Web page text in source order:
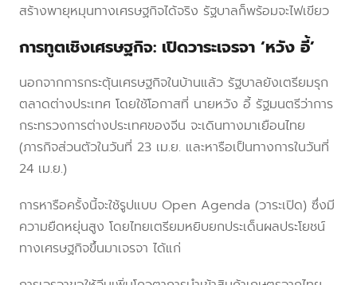
สร้างพายุหมุนทางเศรษฐกิจได้จริง รัฐบาลก็พร้อมจะไฟเขียว
การทูตเชิงเศรษฐกิจ: เปิดวาระเจรจา ‘หวัง อี้’
นอกจากการกระตุ้นเศรษฐกิจในบ้านแล้ว รัฐบาลยังเตรียมรุก
ตลาดต่างประเทศ โดยใช้โอกาสที่ นายหวัง อี้ รัฐมนตรีว่าการ
กระทรวงการต่างประเทศของจีน จะเดินทางมาเยือนไทย
(ภารกิจส่วนตัวในวันที่ 23 เม.ย. และหารือเป็นทางการในวันที่
24 เม.ย.)
การหารือครั้งนี้จะใช้รูปแบบ Open Agenda (วาระเปิด) ซึ่งมี
ความยืดหยุ่นสูง โดยไทยเตรียมหยิบยกประเด็นผลประโยชน์
ทางเศรษฐกิจขึ้นมาเจรจา ได้แก่